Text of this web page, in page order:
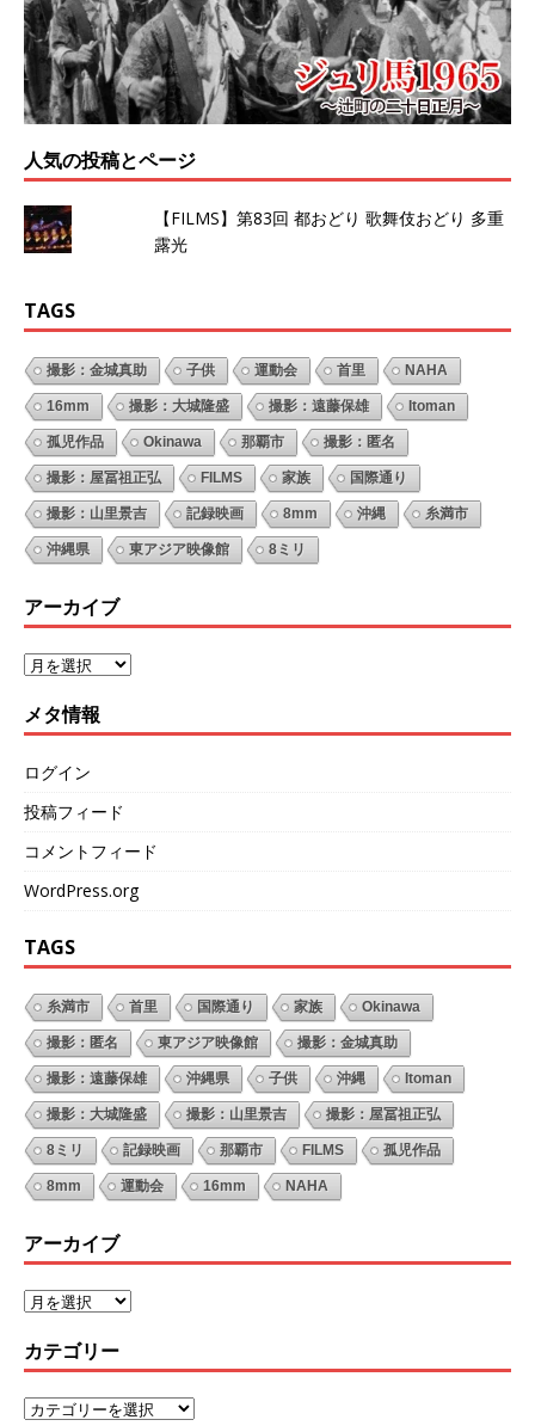
人気の投稿とページ
【FILMS】第83回 都おどり 歌舞伎おどり 多重
露光
TAGS
撮影：金城真助 子供 運動会 首里 NAHA
16mm 撮影：大城隆盛 撮影：遠藤保雄 Itoman
孤児作品 Okinawa 那覇市 撮影：匿名
撮影：屋冨祖正弘 FILMS 家族 国際通り
撮影：山里景吉 記録映画 8mm 沖縄 糸満市
沖縄県 東アジア映像館 8ミリ
アーカイブ
メタ情報
ログイン
投稿フィード
コメントフィード
WordPress.org
TAGS
糸満市 首里 国際通り 家族 Okinawa
撮影：匿名 東アジア映像館 撮影：金城真助
撮影：遠藤保雄 沖縄県 子供 沖縄 Itoman
撮影：大城隆盛 撮影：山里景吉 撮影：屋冨祖正弘
8ミリ 記録映画 那覇市 FILMS 孤児作品
8mm 運動会 16mm NAHA
アーカイブ
カテゴリー